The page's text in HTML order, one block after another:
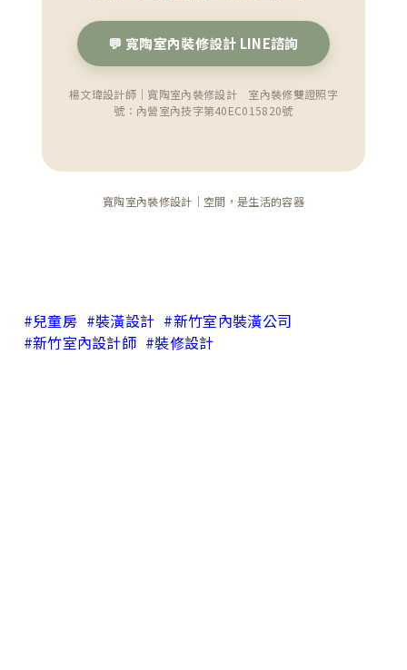
💬 寬陶室內裝修設計 LINE諮詢
楊文瑋設計師｜寬陶室內裝修設計 室內裝修雙證照字
號：內營室內技字第40EC015820號
寬陶室內裝修設計｜空間，是生活的容器
#兒童房 #裝潢設計 #新竹室內裝潢公司
#新竹室內設計師 #裝修設計